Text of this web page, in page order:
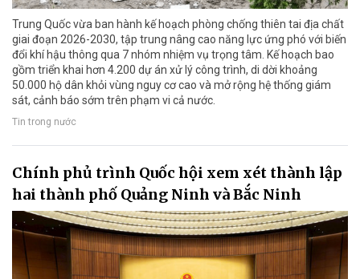
Trung Quốc vừa ban hành kế hoạch phòng chống thiên tai địa chất
giai đoạn 2026-2030, tập trung nâng cao năng lực ứng phó với biến
đổi khí hậu thông qua 7 nhóm nhiệm vụ trọng tâm. Kế hoạch bao
gồm triển khai hơn 4.200 dự án xử lý công trình, di dời khoảng
50.000 hộ dân khỏi vùng nguy cơ cao và mở rộng hệ thống giám
sát, cảnh báo sớm trên phạm vi cả nước.
Tin trong nước
Chính phủ trình Quốc hội xem xét thành lập
hai thành phố Quảng Ninh và Bắc Ninh